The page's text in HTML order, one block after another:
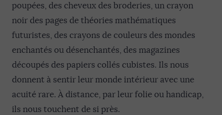
poupées, des cheveux des broderies, un crayon
noir des pages de théories mathématiques
futuristes, des crayons de couleurs des mondes
enchantés ou désenchantés, des magazines
découpés des papiers collés cubistes. Ils nous
donnent à sentir leur monde intérieur avec une
acuité rare. À distance, par leur folie ou handicap,
ils nous touchent de si près.